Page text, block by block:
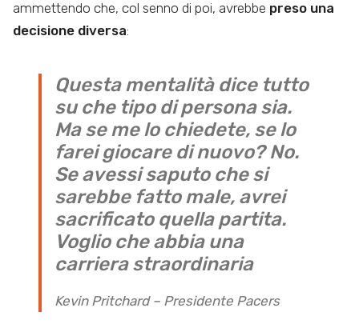
ammettendo che, col senno di poi, avrebbe preso una
decisione diversa:
Questa mentalità dice tutto
su che tipo di persona sia.
Ma se me lo chiedete, se lo
farei giocare di nuovo? No.
Se avessi saputo che si
sarebbe fatto male, avrei
sacrificato quella partita.
Voglio che abbia una
carriera straordinaria
Kevin Pritchard – Presidente Pacers